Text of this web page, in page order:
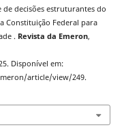
de decisões estruturantes do
Constituição Federal para
. Revista da Emeron,
Disponível em:
article/view/249.